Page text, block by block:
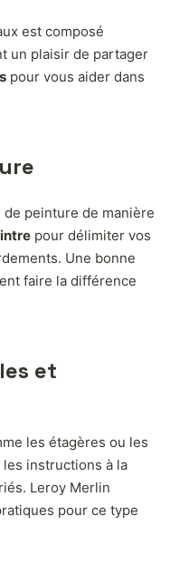
est composé
un plaisir de partager
pour vous aider dans
peinture de manière
pour délimiter vos
Une bonne
faire la différence
et
les étagères ou les
les instructions à la
Leroy Merlin
pour ce type